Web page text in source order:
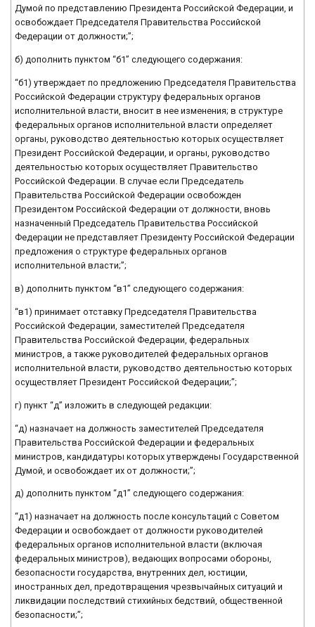
Думой по представлению Президента Российской Федерации, и
освобождает Председателя Правительства Российской
Федерации от должности;”;
б) дополнить пунктом “б1” следующего содержания:
“б1) утверждает по предложению Председателя Правительства
Российской Федерации структуру федеральных органов
исполнительной власти, вносит в нее изменения; в структуре
федеральных органов исполнительной власти определяет
органы, руководство деятельностью которых осуществляет
Президент Российской Федерации, и органы, руководство
деятельностью которых осуществляет Правительство
Российской Федерации. В случае если Председатель
Правительства Российской Федерации освобожден
Президентом Российской Федерации от должности, вновь
назначенный Председатель Правительства Российской
Федерации не представляет Президенту Российской Федерации
предложения о структуре федеральных органов
исполнительной власти;”;
в) дополнить пунктом “в1” следующего содержания:
“в1) принимает отставку Председателя Правительства
Российской Федерации, заместителей Председателя
Правительства Российской Федерации, федеральных
министров, а также руководителей федеральных органов
исполнительной власти, руководство деятельностью которых
осуществляет Президент Российской Федерации;”;
г) пункт “д” изложить в следующей редакции:
“д) назначает на должность заместителей Председателя
Правительства Российской Федерации и федеральных
министров, кандидатуры которых утверждены Государственной
Думой, и освобождает их от должности;”;
д) дополнить пунктом “д1” следующего содержания:
“д1) назначает на должность после консультаций с Советом
Федерации и освобождает от должности руководителей
федеральных органов исполнительной власти (включая
федеральных министров), ведающих вопросами обороны,
безопасности государства, внутренних дел, юстиции,
иностранных дел, предотвращения чрезвычайных ситуаций и
ликвидации последствий стихийных бедствий, общественной
безопасности;”;